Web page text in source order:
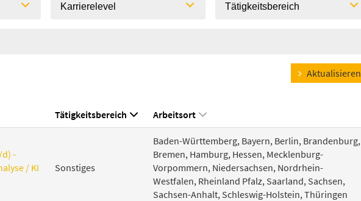
Karrierelevel Tätigkeitsbereich
Aktualisieren
Tätigkeitsbereich Arbeitsort
-
/ KI
Sonstiges
Baden-Württemberg, Bayern, Berlin, Brandenburg,
Bremen, Hamburg, Hessen, Mecklenburg-
Vorpommern, Niedersachsen, Nordrhein-
Westfalen, Rheinland Pfalz, Saarland, Sachsen,
Sachsen-Anhalt, Schleswig-Holstein, Thüringen